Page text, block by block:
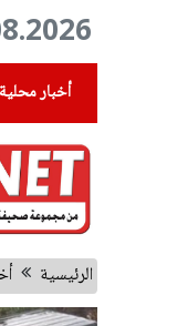
أخبار محلية
الرئيسية